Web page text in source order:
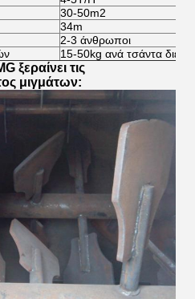
30-50m2
34m
2-3 άνθρωποι
15-50kg ανά τσάντα
ξεραίνει τις
μιγμάτων: